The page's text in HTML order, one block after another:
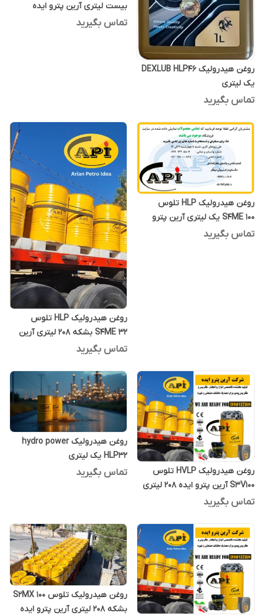
روغن هیدرولیک DEXLUB HLP46
یک لیتری
تماس بگیرید
بیست لیتری آرین پترو ایده
تماس بگیرید
روغن هیدرولیک HLP تلوس
S4ME 100 یک لیتری آرین پترو
ایده
تماس بگیرید
روغن هیدرولیک HLP تلوس
S4ME 32 بشکه 208 لیتری آرین
پترو ایده
تماس بگیرید
روغن هیدرولیک HVLP تلوس
S3V100 آرین پترو ایده 208 لیتری
تماس بگیرید
روغن هیدرولیک hydro power
HLP32 یک لیتری
تماس بگیرید
روغن هیدرولیک تلوس S2MX 100
بشکه 208 لیتری آرین پترو ایده